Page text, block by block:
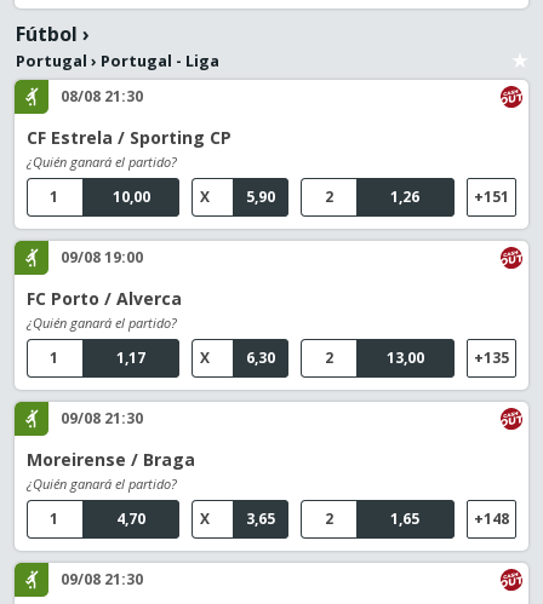
Fútbol ›
Portugal › Portugal - Liga
08/08 21:30
CF Estrela / Sporting CP
¿Quién ganará el partido?
10,00
1 5,90
X 1,26
2 +151
09/08 19:00
FC Porto / Alverca
¿Quién ganará el partido?
1,17
1 6,30
X 13,00
2 +135
09/08 21:30
Moreirense / Braga
¿Quién ganará el partido?
4,70
1 3,65
X 1,65
2 +148
09/08 21:30